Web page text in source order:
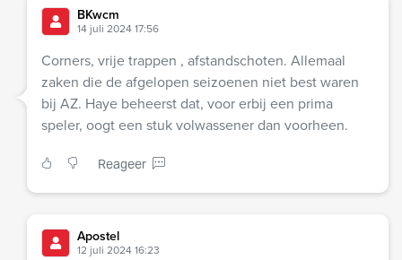
BKwcm
14 juli 2024 17:56
Corners, vrije trappen , afstandschoten. Allemaal
zaken die de afgelopen seizoenen niet best waren
bij AZ. Haye beheerst dat, voor erbij een prima
speler, oogt een stuk volwassener dan voorheen.
Reageer
Apostel
12 juli 2024 16:23